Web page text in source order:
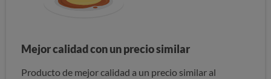
Mejor calidad con un precio similar
Producto de mejor calidad a un precio similar al